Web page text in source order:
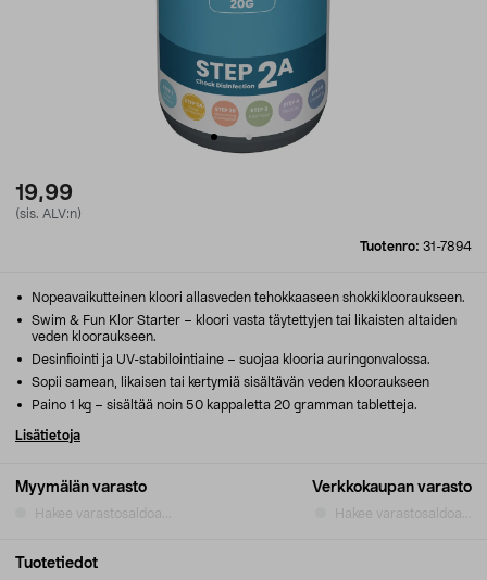
19,99
(sis. ALV:n)
Tuotenro: 31-7894
Myymälän varasto
Hakee varastosaldoa...
Verkkokaupan varasto
Hakee varastosaldoa...
Nopeavaikutteinen kloori allasveden tehokkaaseen shokkiklooraukseen.
Swim & Fun Klor Starter – kloori vasta täytettyjen tai likaisten altaiden
veden klooraukseen.
Desinfiointi ja UV-stabilointiaine – suojaa klooria auringonvalossa.
Sopii samean, likaisen tai kertymiä sisältävän veden klooraukseen
Paino 1 kg – sisältää noin 50 kappaletta 20 gramman tabletteja.
Lisätietoja
Tuotetiedot